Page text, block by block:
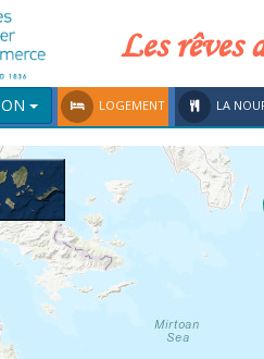
Les rêves
LOGEMENT LA